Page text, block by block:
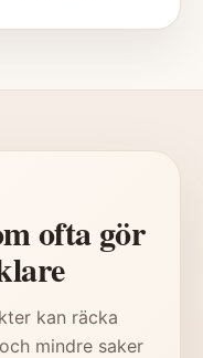
ofta gör
kan räcka
mindre saker